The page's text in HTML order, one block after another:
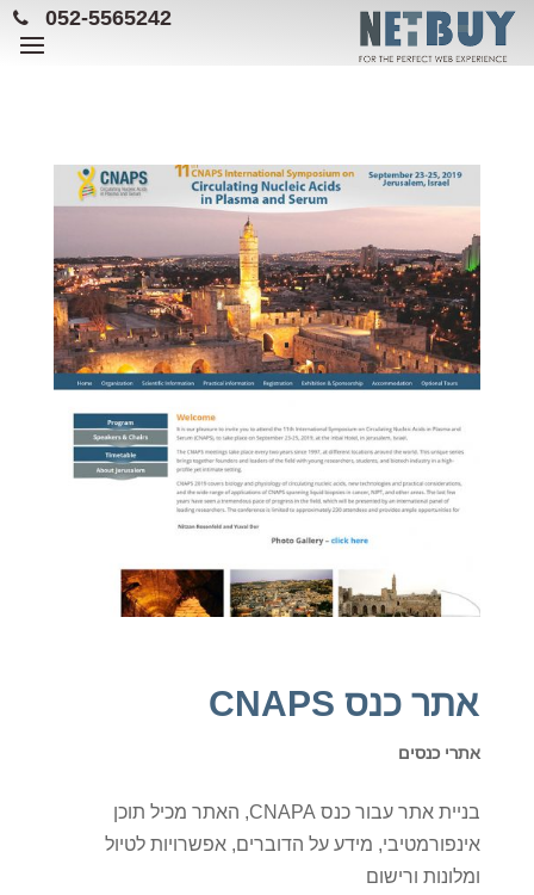
052-5565242
אתר כנס CNAPS
אתרי כנסים
בניית אתר עבור כנס CNAPA, האתר מכיל תוכן
אינפורמטיבי, מידע על הדוברים, אפשרויות לטיול
ומלונות ורישום